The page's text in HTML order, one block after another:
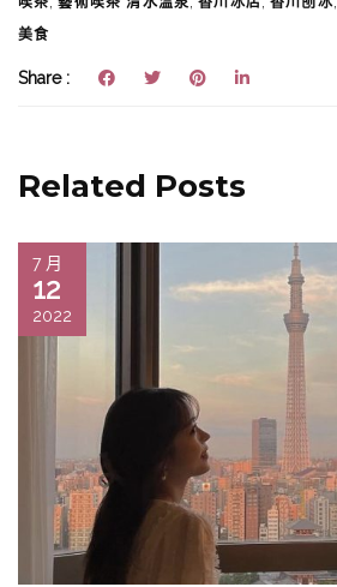
美食
Share :
Related Posts
7 月
12
2022